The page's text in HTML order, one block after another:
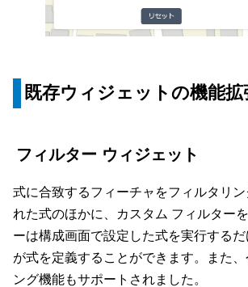
既存ウィジェットの機能拡
フィルター ウィジェット
式に合致するフィーチャをフィルタリ
れた式のほかに、カスタム フィルター
ーは構成画面で設定した式を実行する
が式を定義することができます。また
ング機能もサポートされました。